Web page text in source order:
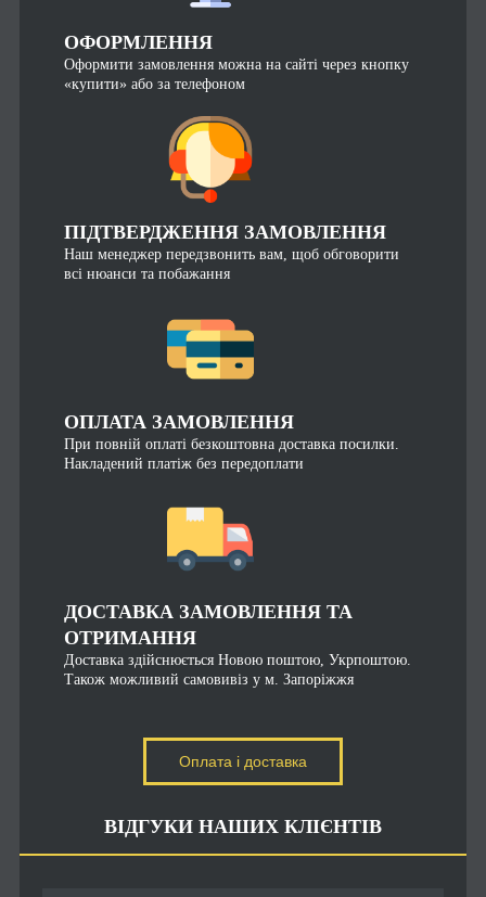
ОФОРМЛЕННЯ
Оформити замовлення можна на сайті через кнопку
«купити» або за телефоном
ПІДТВЕРДЖЕННЯ ЗАМОВЛЕННЯ
Наш менеджер передзвонить вам, щоб обговорити
всі нюанси та побажання
ОПЛАТА ЗАМОВЛЕННЯ
При повній оплаті безкоштовна доставка посилки.
Накладений платіж без передоплати
ДОСТАВКА ЗАМОВЛЕННЯ ТА
ОТРИМАННЯ
Доставка здійснюється Новою поштою, Укрпоштою.
Також можливий самовивіз у м. Запоріжжя
Оплата і доставка
ВІДГУКИ НАШИХ КЛІЄНТІВ